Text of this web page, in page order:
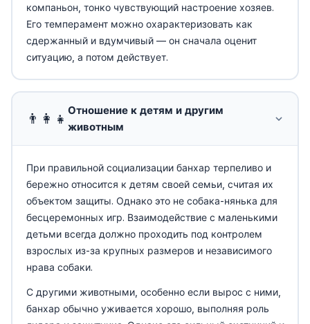
компаньон, тонко чувствующий настроение хозяев.
Его темперамент можно охарактеризовать как
сдержанный и вдумчивый — он сначала оценит
ситуацию, а потом действует.
👨‍👩‍👧
Отношение к детям и другим
животным
При правильной социализации банхар терпеливо и
бережно относится к детям своей семьи, считая их
объектом защиты. Однако это не собака-нянька для
бесцеремонных игр. Взаимодействие с маленькими
детьми всегда должно проходить под контролем
взрослых из-за крупных размеров и независимого
нрава собаки.
С другими животными, особенно если вырос с ними,
банхар обычно уживается хорошо, выполняя роль